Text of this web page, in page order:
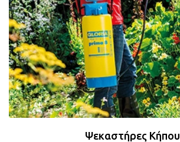
Ψεκαστήρες Κήπου